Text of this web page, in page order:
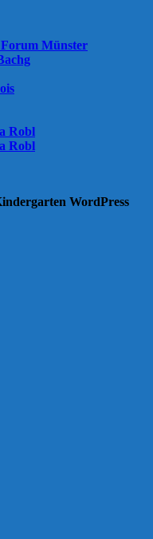
Forum Münster
Robl
Robl
WordPress